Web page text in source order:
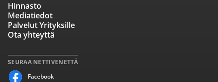
SEURAA NETTIVENETTÄ
Facebook
Hinnasto
Mediatiedot
Palvelut Yrityksille
Ota yhteyttä